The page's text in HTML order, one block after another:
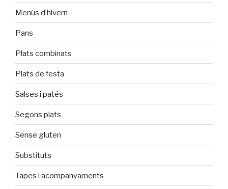
Menús d’hivern
Pans
Plats combinats
Plats de festa
Salses i patés
Segons plats
Sense gluten
Substituts
Tapes i acompanyaments